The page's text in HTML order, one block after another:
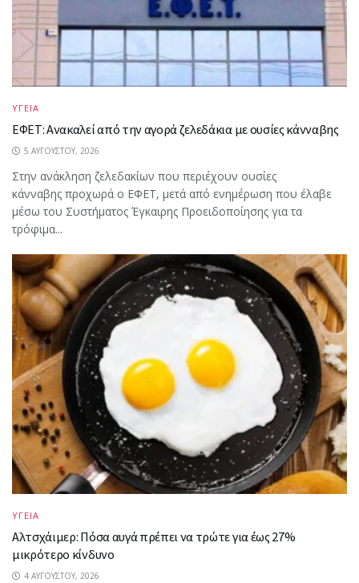
ΥΓΕΙΑ
ΕΦΕΤ: Ανακαλεί από την αγορά ζελεδάκια με ουσίες κάνναβης
5 ΑΥΓΟΎΣΤΟΥ, 2026
Στην ανάκληση ζελεδακίων που περιέχουν ουσίες
κάνναβης προχωρά ο ΕΦΕΤ, μετά από ενημέρωση που έλαβε
μέσω του Συστήματος Έγκαιρης Προειδοποίησης για τα
τρόφιμα...
ΥΓΕΙΑ
Αλτσχάιμερ: Πόσα αυγά πρέπει να τρώτε για έως 27%
μικρότερο κίνδυνο
4 ΑΥΓΟΎΣΤΟΥ, 2026